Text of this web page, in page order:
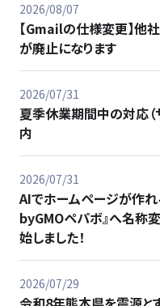
2026/08/07
【Gmailの仕様変更】他
が廃止になります
2026/07/31
夏季休業期間中の対応（
内
2026/07/31
AIでホームページが作れ
byGMOペパボ』へ名称
始しました！
2026/07/29